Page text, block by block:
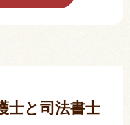
士と司法書士